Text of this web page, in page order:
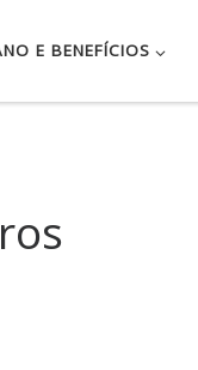
E BENEFÍCIOS